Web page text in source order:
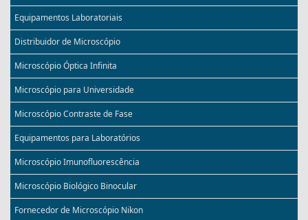
Equipamentos Laboratoriais
Distribuidor de Microscópio
Microscópio Óptica Infinita
Microscópio para Universidade
Microscópio Contraste de Fase
Equipamentos para Laboratórios
Microscópio Imunofluorescência
Microscópio Biológico Binocular
Fornecedor de Microscópio Nikon